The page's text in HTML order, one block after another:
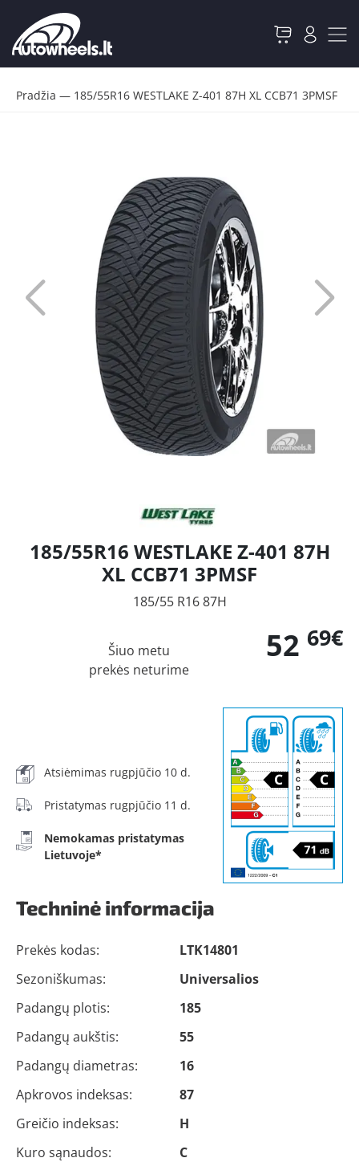
Pradžia — 185/55R16 WESTLAKE Z-401 87H XL CCB71 3PMSF
185/55R16 WESTLAKE Z-401 87H
XL CCB71 3PMSF
185/55 R16 87H
52 69€
Šiuo metu
prekės neturime
Atsiėmimas rugpjūčio 10 d.
Pristatymas rugpjūčio 11 d.
Nemokamas pristatymas
Lietuvoje*
Techninė informacija
Prekės kodas:
LTK14801
Sezoniškumas:
Universalios
Padangų plotis:
185
Padangų aukštis:
55
Padangų diametras:
16
Apkrovos indeksas:
87
Greičio indeksas:
H
Kuro sąnaudos:
C